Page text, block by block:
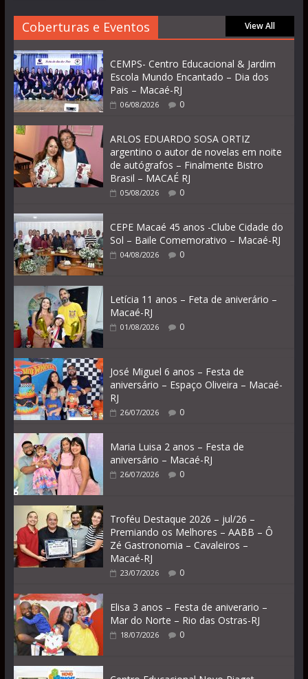
Coberturas e Eventos View All
CEMPS- Centro Educacional & Jardim
Escola Mundo Encantado – Dia dos
Pais – Macaé-RJ
06/08/2026 0
ARLOS EDUARDO SOSA ORTIZ
argentino o autor de novelas em noite
de autógrafos – Finalmente Bistro
Brasil – MACAÉ RJ
05/08/2026 0
CEPE Macaé 45 anos -Clube Cidade do
Sol – Baile Comemorativo – Macaé-RJ
04/08/2026 0
Letícia 11 anos – Feta de aniverário –
Macaé-RJ
01/08/2026 0
José Miguel 6 anos – Festa de
aniversário – Espaço Oliveira – Macaé-
RJ
26/07/2026 0
Maria Luisa 2 anos – Festa de
aniversário – Macaé-RJ
26/07/2026 0
Troféu Destaque 2026 – jul/26 –
Premiando os Melhores – AABB – Ô
Zé Gastronomia – Cavaleiros –
Macaé-RJ
23/07/2026 0
Elisa 3 anos – Festa de aniverario –
Mar do Norte – Rio das Ostras-RJ
18/07/2026 0